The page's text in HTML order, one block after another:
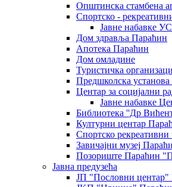
Општинскa стамбенa
Спортско -
Јавне набавке
Дом здравља Параћин
Апотека Параћин
Дом омладине
Туристичка
Предшколска
Центар за социјални
Јавне набавке
Библиотека ''Др
Културни центар
Спортско рекреативни
Завичајни музеј
Позориште Параћин
Јавна предузећа
ЈП "Пословни центар"